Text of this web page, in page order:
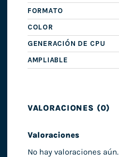
FORMATO
COLOR
GENERACIÓN DE CPU
AMPLIABLE
VALORACIONES (0)
Valoraciones
No hay valoraciones aún.